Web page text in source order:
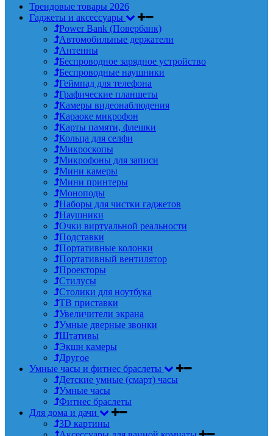
Трендовые товары 2026
Гаджеты и аксессуары
Power Bank (Повербанк)
Автомобильные держатели
Антенны
Беспроводное зарядное устройство
Беспроводные наушники
Геймпад для телефона
Графические планшеты
Камеры видеонаблюдения
Караоке микрофон
Карты памяти, флешки
Кольца для селфи
Микроскопы
Микрофоны для записи
Мини камеры
Мини принтеры
Моноподы
Наборы для чистки гаджетов
Наушники
Очки виртуальной реальности
Подставки
Портативные колонки
Портативный вентилятор
Проекторы
Стилусы
Столики для ноутбука
ТВ приставки
Увеличители экрана
Умные дверные звонки
Штативы
Экшн камеры
Другое
Умные часы и фитнес браслеты
Детские умные (смарт) часы
Умные часы
Фитнес браслеты
Для дома и дачи
3D картины